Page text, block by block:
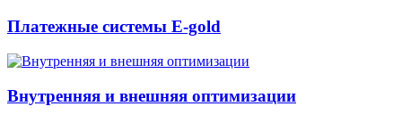
Платежные системы E-gold
Внутренняя и внешняя оптимизации